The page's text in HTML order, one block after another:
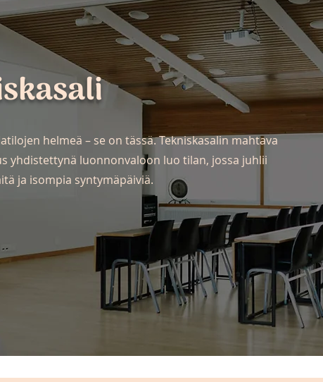
helmeä – se on tässä. Tekniskasalin mahtava
yhdistettynä luonnonvaloon luo tilan, jossa juhlii
ja isompia syntymäpäiviä.